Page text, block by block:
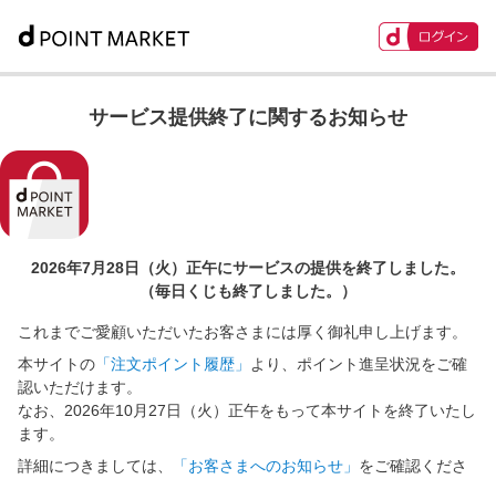
サービス提供終了に関するお知らせ
2026年7月28日（火）正午にサービスの提供を終了しました。
（毎日くじも終了しました。）
これまでご愛顧いただいたお客さまには厚く御礼申し上げます。
本サイトの 「注文ポイント履歴」
より、ポイント進呈状況をご確
認いただけます。
なお、2026年10月27日（火）正午をもって本サイトを終了いたし
ます。
詳細につきましては、
「お客さまへのお知らせ」 をご確認くださ